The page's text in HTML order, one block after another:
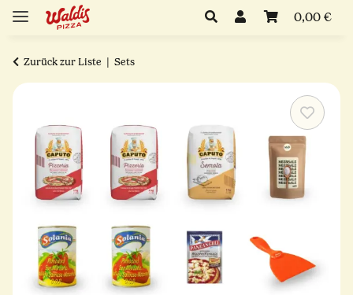
0,00 €
Zurück zur Liste Sets